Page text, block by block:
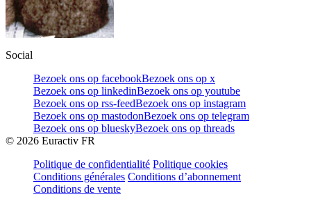
Social
Bezoek ons op facebookBezoek ons op x
Bezoek ons op linkedinBezoek ons op youtube
Bezoek ons op rss-feedBezoek ons op instagram
Bezoek ons op mastodonBezoek ons op telegram
Bezoek ons op blueskyBezoek ons op threads
© 2026 Euractiv FR
Politique de confidentialité Politique cookies
Conditions générales Conditions d’abonnement
Conditions de vente